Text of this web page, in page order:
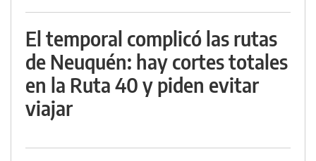
El temporal complicó las rutas
de Neuquén: hay cortes totales
en la Ruta 40 y piden evitar
viajar